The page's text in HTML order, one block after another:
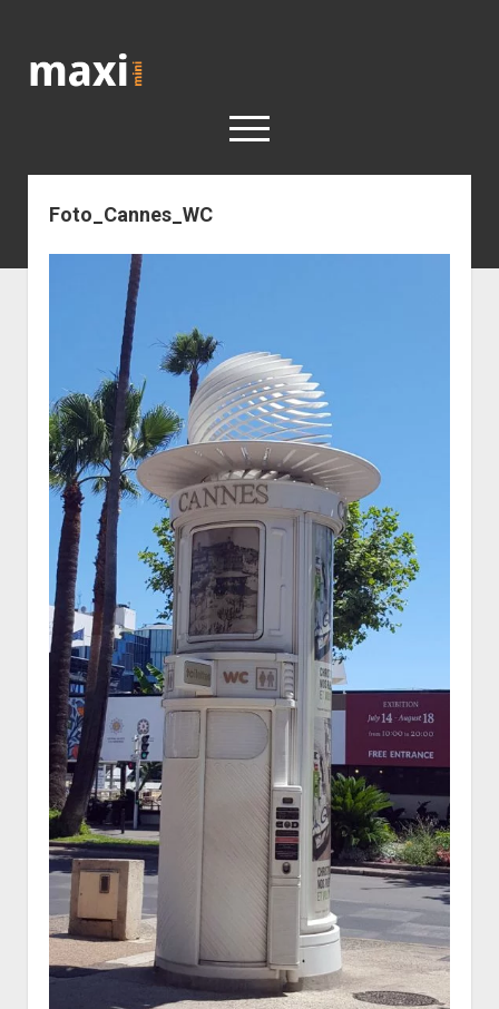
open
Berlin
Geschichte
dropdown
menu
Geschichte der Stadt Berlin
Impressum
Foto_Cannes_WC